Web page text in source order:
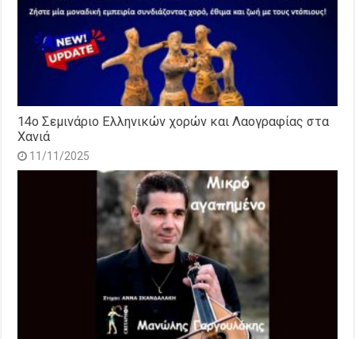
14o Σεμινάριο Ελληνικών χορών και Λαογραφίας στα
Χανιά
11/11/2025